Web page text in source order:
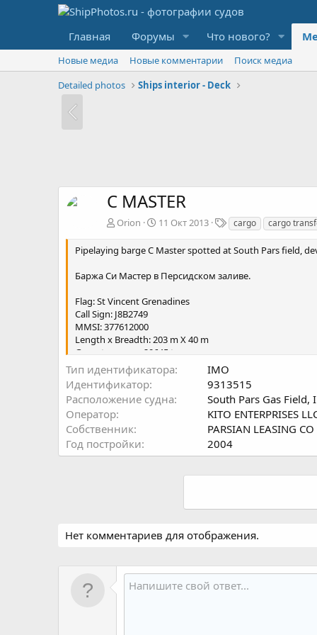
Главная Форумы Что нового?
Новые медиа Новые комментарии
Поиск медиа
Detailed photos
Ships interior - Deck
C MASTER
Orion 11 Окт 2013
Т
г
cargo cargo
Pipelaying barge C Master spotted at South Pars field,
Баржа Си Мастер в Персидском заливе.
Flag: St Vincent Grenadines
Call Sign: J8B2749
MMSI: 377612000
Length x Breadth: 203 m X 40 m
Gross tonnage : 20645 t
DWT : 14934 t
Тип идентификатора
IMO
Идентификатор
9313515
Расположение судна
South Pars Gas Field,
Оператор
KITO ENTERPRISES
Собственник
PARSIAN LEASING CO
Год постройки
2004
Нет комментариев для отображения.